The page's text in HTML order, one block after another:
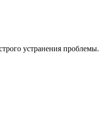
устранения проблемы.